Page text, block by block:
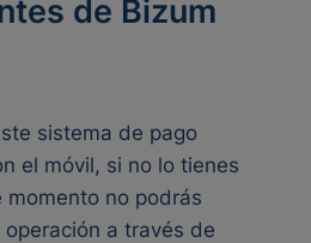
de Bizum
sistema de pago
el móvil, si no lo tienes
momento no podrás
a través de